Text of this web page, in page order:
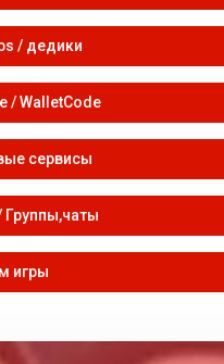
/ дедики
/ WalletCode
сервисы
игры